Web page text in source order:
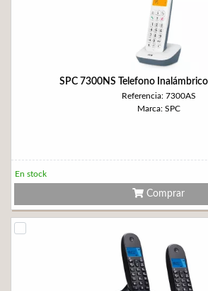
SPC 7300NS Telefono
Referencia: 7300AS
Marca: SPC
En stock
Comprar